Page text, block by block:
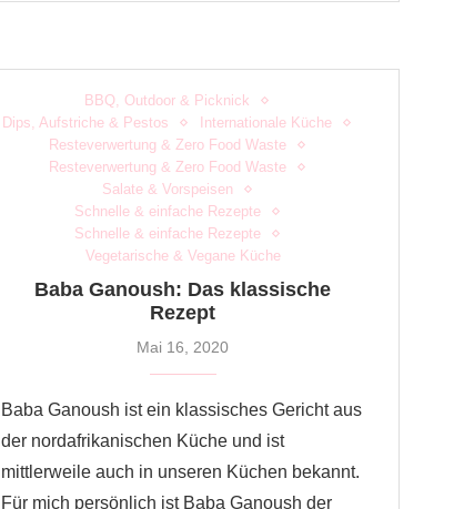
BBQ, Outdoor & Picknick
Dips, Aufstriche & Pestos
Internationale Küche
Resteverwertung & Zero Food Waste
Resteverwertung & Zero Food Waste
Salate & Vorspeisen
Schnelle & einfache Rezepte
Schnelle & einfache Rezepte
Vegetarische & Vegane Küche
Baba Ganoush: Das klassische
Rezept
Mai 16, 2020
Baba Ganoush ist ein klassisches Gericht aus
der nordafrikanischen Küche und ist
mittlerweile auch in unseren Küchen bekannt.
Für mich persönlich ist Baba Ganoush der